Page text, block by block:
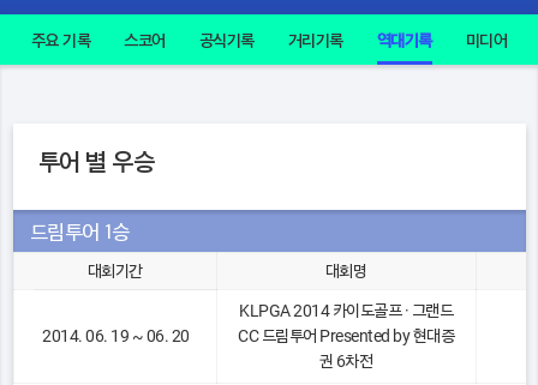
주요 기록 스코어 공식기록 거리기록 역대기록 미디어
투어 별 우승
드림투어 1승
대회기간 대회명
2014. 06. 19 ~ 06. 20
KLPGA 2014 카이도골프 · 그랜드
CC 드림투어 Presented by 현대증
권 6차전